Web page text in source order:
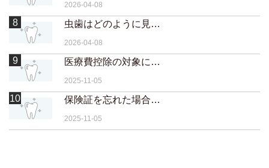
2026-04-08
8 虫歯はどのように見つけられますか？
2026-04-08
9 医療費控除の対象になりますか？
2025-11-05
10 保険証を忘れた場合はどうなりますか？
2025-11-05